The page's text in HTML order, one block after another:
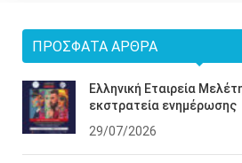
ΠΡΌΣΦΑΤΑ ΆΡΘΡΑ
Ελληνική Εταιρεία
εκστρατεία ενημέρωσης
29/07/2026